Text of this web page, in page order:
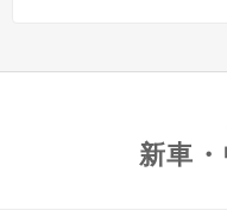
新車